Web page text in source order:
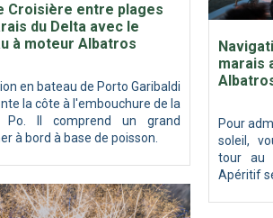
Croisière entre plages
du Delta avec le
à moteur Albatros
en bateau de Porto Garibaldi
la côte à l'embouchure de la
Po. Il comprend un grand
à bord à base de poisson.
marais
Pour
soleil,
tour au
Apéritif